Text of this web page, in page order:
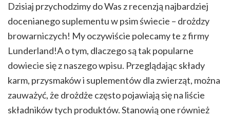
Dzisiaj przychodzimy do Was z recenzją najbardziej
docenianego suplementu w psim świecie – drożdzy
browarniczych! My oczywiście polecamy te z firmy
Lunderland!A o tym, dlaczego są tak popularne
dowiecie się z naszego wpisu. Przeglądając składy
karm, przysmaków i suplementów dla zwierząt, można
zauważyć, że drożdże często pojawiają się na liście
składników tych produktów. Stanowią one również